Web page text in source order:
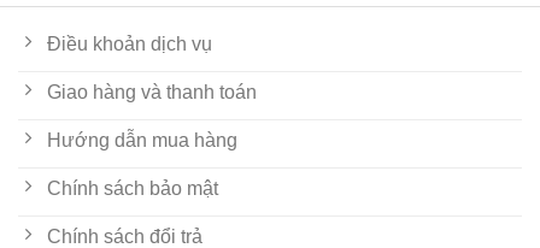
Điều khoản dịch vụ
Giao hàng và thanh toán
Hướng dẫn mua hàng
Chính sách bảo mật
Chính sách đổi trả